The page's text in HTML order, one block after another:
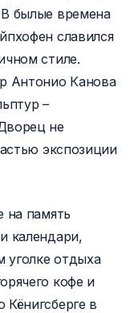
былые времена
славился
стиле.
Антонио Канова
–
не
экспозиции
на память
календари,
уголке отдыха
кофе и
в